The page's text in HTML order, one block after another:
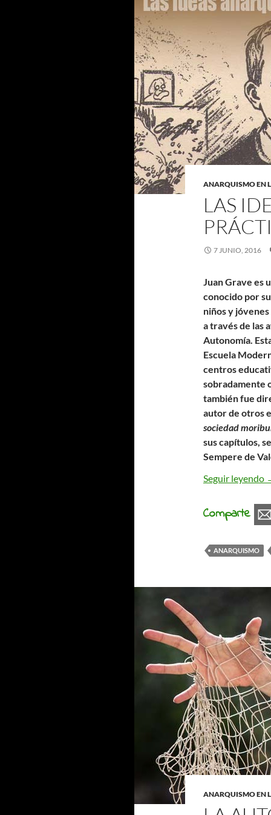
ANARQUISMO EN
LAS
7 JUNIO, 2016
Juan Grave es
conocido por
niños y
a través de las
Autonomía.
Escuela
centros
sobradamente
también fue
autor de otros
sociedad
sus capítulos,
Sempere de
Seguir leyendo
Comparte
ANARQUISMO
ANARQUISMO EN